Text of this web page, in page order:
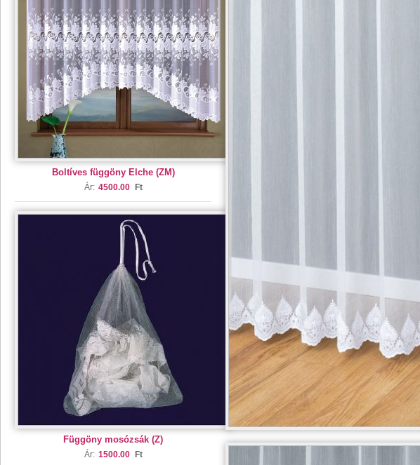
Boltíves függöny Elche (ZM)
Ár: 4500.00 Ft
Függöny mosózsák (Z)
Ár: 1500.00 Ft